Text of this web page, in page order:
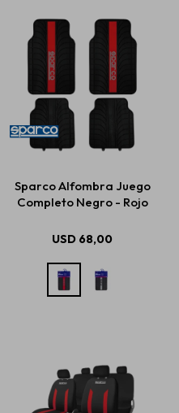
Sparco Alfombra Juego
Completo Negro - Rojo
USD 68,00